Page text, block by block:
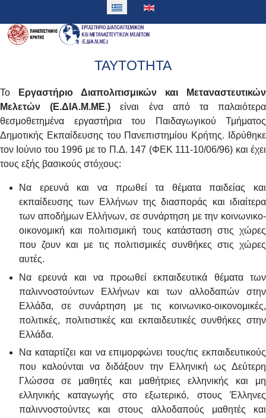
ΤΑΥΤΟΤΗΤΑ
Το
Εργαστήριο Διαπολιτισμικών και Μεταναστευτικών
Μελετών (Ε.ΔΙΑ.Μ.ΜΕ.) είναι ένα από τα παλαιότερα
θεσμοθετημένα εργαστήρια του Παιδαγωγικού Τμήματος
Δημοτικής Εκπαίδευσης του Πανεπιστημίου Κρήτης. Ιδρύθηκε
τον Ιούνιο του 1996 με το Π.Δ. 147 (ΦΕΚ 111-10/06/96) και έχει
τους εξής βασικούς στόχους:
Να ερευνά και να πρωθεί τα θέματα παιδείας και
εκπαίδευσης των Ελλήνων της διασποράς και ιδιαίτερα
των αποδήμων Ελλήνων, σε συνάρτηση με την κοινωνικο-
οικονομική και πολιτισμική τους κατάσταση στις χώρες
που ζουν και με τις πολιτισμικές συνθήκες στις χώρες
αυτές.
Να ερευνά και να προωθεί εκπαιδευτικά θέματα των
παλιννοστούντων Ελλήνων και των αλλοδαπών στην
Ελλάδα, σε συνάρτηση με τις κοινωνικο-οικονομικές,
πολιτικές, πολιτιστικές και εκπαιδευτικές συνθήκες στην
Ελλάδα.
Να καταρτίζει και να επιμορφώνει τους/τις εκπαιδευτικούς
που καλούνται να διδάξουν την Ελληνική ως Δεύτερη
Γλώσσα σε μαθητές και μαθήτριες ελληνικής και μη
ελληνικής καταγωγής στο εξωτερικό, στους Έλληνες
παλιννοστούντες και στους αλλοδαπούς μαθητές και